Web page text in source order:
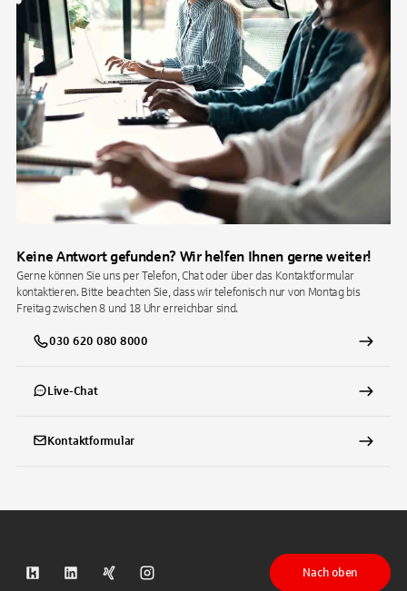
Keine Antwort gefunden? Wir helfen Ihnen gerne weiter!
Gerne können Sie uns per Telefon, Chat oder über das Kontaktformular
kontaktieren. Bitte beachten Sie, dass wir telefonisch nur von Montag bis
Freitag zwischen 8 und 18 Uhr erreichbar sind.
030 620 080 8000
Live-Chat
Kontaktformular
S-Kreditpartner auf Kununu
S-Kreditpartner auf LinkedIn
S-Kreditpartner auf Xing
S-Kreditpartner auf Instagram
Nach oben